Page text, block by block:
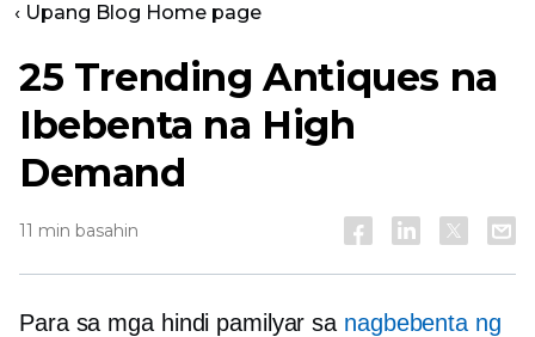
‹ Upang Blog Home page
25 Trending Antiques na
Ibebenta na High
Demand
11 min basahin
Para sa mga hindi pamilyar sa nagbebenta ng